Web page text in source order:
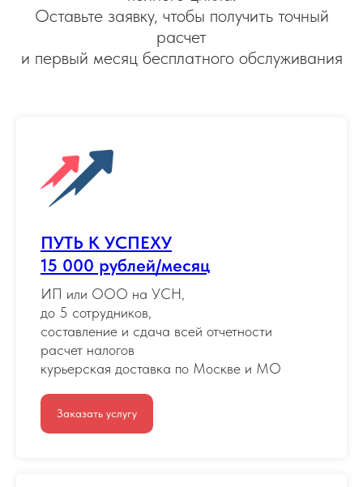
Оставьте заявку, чтобы получить точный
расчет
и первый месяц бесплатного обслуживания
ПУТЬ К УСПЕХУ
15 000 рублей/месяц
ИП или ООО на УСН,
до 5 сотрудников,
составление и сдача всей отчетности
расчет налогов
курьерская доставка по Москве и МО
Заказать услугу